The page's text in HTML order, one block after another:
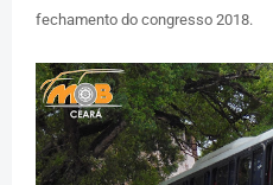
fechamento do congresso 2018.